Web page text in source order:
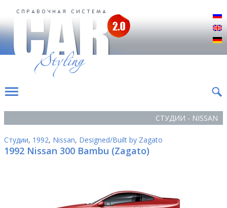
СТУДИИ - NISSAN
Студии, 1992, Nissan, Designed/Built by Zagato
1992 Nissan 300 Bambu (Zagato)